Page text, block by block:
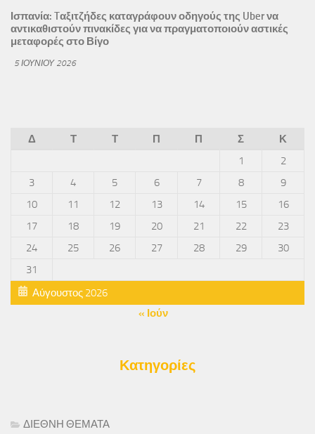
Ισπανία: Tαξιτζήδες καταγράφουν οδηγούς της Uber να
αντικαθιστούν πινακίδες για να πραγματοποιούν αστικές
μεταφορές στο Βίγο
5 ΙΟΥΝΊΟΥ 2026
Αύγουστος 2026
Δ Τ Τ Π Π Σ
Κ
1
2
3
4 5 6 7 8
9
10
11 12 13 14 15
16
17
18 19 20 21 22
23
24
25 26 27 28 29
30
31
« Ιούν
Κατηγορίες
ΔΙΕΘΝΗ ΘΕΜΑΤΑ